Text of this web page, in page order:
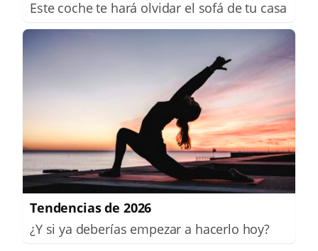
Este coche te hará olvidar el sofá de tu casa
Tendencias de 2026
¿Y si ya deberías empezar a hacerlo hoy?